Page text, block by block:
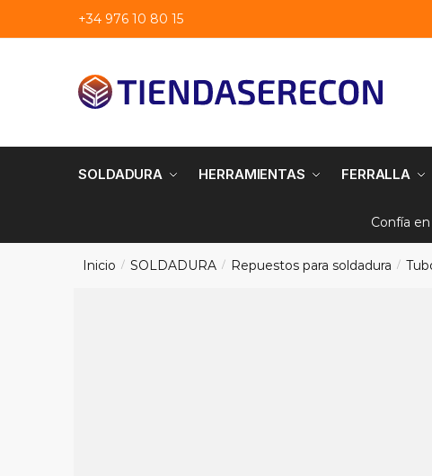
a
navegación
al
contenido
+34 976 10 80 15
SOLDADURA HERRAMIENTAS FERRALLA
Confía en
Inicio / SOLDADURA / Repuestos para soldadura /